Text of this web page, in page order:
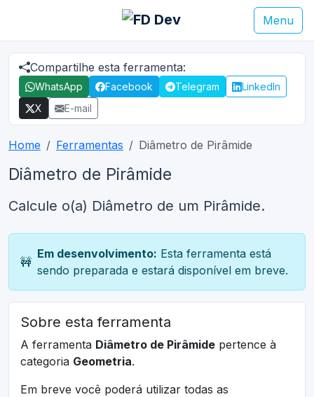
Menu
Compartilhe esta ferramenta:
WhatsApp Facebook Telegram
LinkedIn
X
E-mail
Home Ferramentas Diâmetro de Pirâmide
Diâmetro de Pirâmide
Calcule o(a) Diâmetro de um Pirâmide.
🚧
Em desenvolvimento: Esta ferramenta está
sendo preparada e estará disponível em breve.
Sobre esta ferramenta
A ferramenta Diâmetro de Pirâmide pertence à
categoria Geometria.
Em breve você poderá utilizar todas as